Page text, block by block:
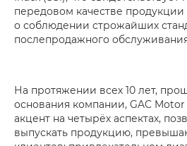
передовом качестве
о соблюдении строжайших
послепродажного
На протяжении всех 10 лет,
основания компании, GAC
акцент на четырёх аспектах,
выпускать продукцию,